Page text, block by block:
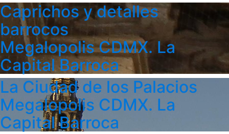
Caprichos y detalles
barrocos
Megalopolis CDMX. La
Capital Barroca
La Ciudad de los Palacios
Megalopolis CDMX. La
Capital Barroca